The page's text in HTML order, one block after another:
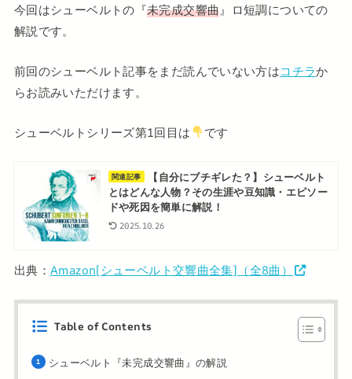
今回はシューベルトの『未完成交響曲』ロ短調についての
解説です。
前回のシューベルト記事をまだ読んでいない方はコチラか
らお読みいただけます。
シューベルトシリーズ第1回目は です
関連記事
【自分にブチギレた？】シューベルト
とはどんな人物？その生涯や豆知識・エピソー
ドや死因を簡単に解説！
2025.10.26
出典：Amazon[シューベルト交響曲全集]（全8曲）
Table of Contents
シューベルト『未完成交響曲』の解説